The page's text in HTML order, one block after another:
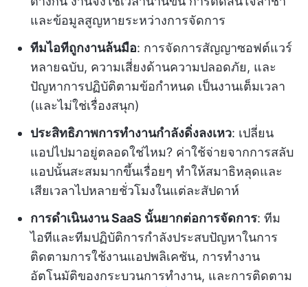
และข้อมูลสูญหายระหว่างการจัดการ
ทีมไอทีถูกงานล้นมือ: การจัดการสัญญาซอฟต์แวร์
หลายฉบับ, ความเสี่ยงด้านความปลอดภัย, และ
ปัญหาการปฏิบัติตามข้อกำหนด เป็นงานเต็มเวลา
(และไม่ใช่เรื่องสนุก)
ประสิทธิภาพการทำงานกำลังดิ่งลงเหว: เปลี่ยน
แอปไปมาอยู่ตลอดใช่ไหม? ค่าใช้จ่ายจากการสลับ
แอปนั้นสะสมมากขึ้นเรื่อยๆ ทำให้สมาธิหลุดและ
เสียเวลาไปหลายชั่วโมงในแต่ละสัปดาห์
การดำเนินงาน SaaS นั้นยากต่อการจัดการ: ทีม
ไอทีและทีมปฏิบัติการกำลังประสบปัญหาในการ
ติดตามการใช้งานแอปพลิเคชัน, การทำงาน
อัตโนมัติของกระบวนการทำงาน, และการติดตาม